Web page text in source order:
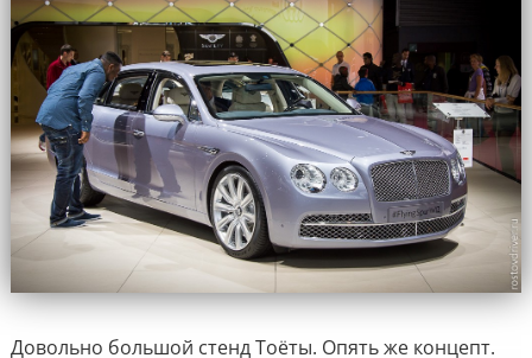
Довольно большой стенд Тоёты. Опять же концепт.